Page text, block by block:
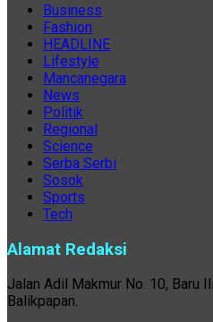
Business
Fashion
HEADLINE
Lifestyle
Mancanegara
News
Politik
Regional
Science
Serba Serbi
Sosok
Sports
Tech
Alamat Redaksi
Jalan Adil Makmur No. 10, Baru
Balikpapan.